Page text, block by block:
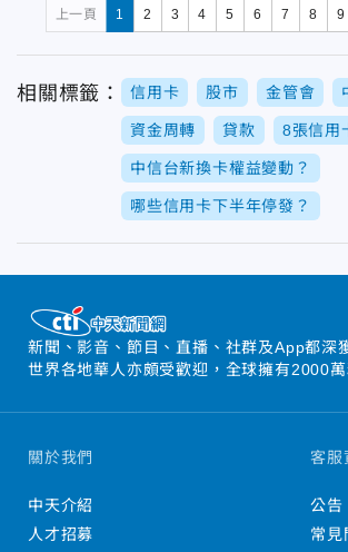
上一頁 1 2 3 4 5 6 7 8 9
相關標籤： 信用卡 股市 金管會
資金周轉 貸款 8張信用
中信台新換卡權益變動？
哪些信用卡下半年停發？
新聞、影音、節目、直播、社群及App都深
世界各地華人亦頗受歡迎，全球擁有2000萬
關於我們
中天介紹
人才招募
客服
公告
常見